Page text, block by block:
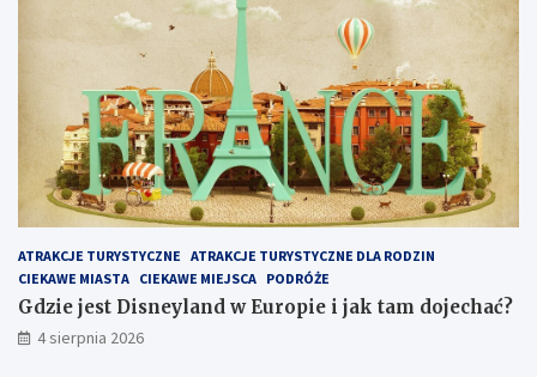
ATRAKCJE TURYSTYCZNE ATRAKCJE TURYSTYCZNE DLA RODZIN
CIEKAWE MIASTA CIEKAWE MIEJSCA PODRÓŻE
Gdzie jest Disneyland w Europie i jak tam dojechać?
4 sierpnia 2026